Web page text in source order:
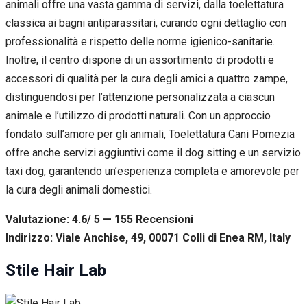
animali offre una vasta gamma di servizi, dalla toelettatura
classica ai bagni antiparassitari, curando ogni dettaglio con
professionalità e rispetto delle norme igienico-sanitarie.
Inoltre, il centro dispone di un assortimento di prodotti e
accessori di qualità per la cura degli amici a quattro zampe,
distinguendosi per l’attenzione personalizzata a ciascun
animale e l’utilizzo di prodotti naturali. Con un approccio
fondato sull’amore per gli animali, Toelettatura Cani Pomezia
offre anche servizi aggiuntivi come il dog sitting e un servizio
taxi dog, garantendo un’esperienza completa e amorevole per
la cura degli animali domestici.
Valutazione: 4.6/ 5 — 155 Recensioni
Indirizzo: Viale Anchise, 49, 00071 Colli di Enea RM, Italy
Stile Hair Lab